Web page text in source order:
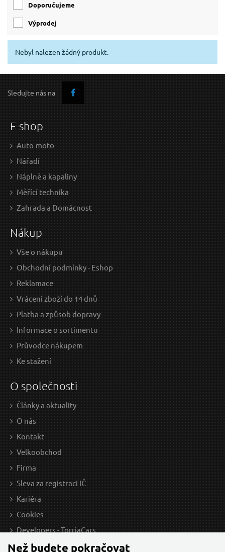
Doporučujeme
Výprodej
Nebyl nalezen žádný produkt.
Sledujte nás na
E-shop
Auto-moto
Nářadí
Náplně a kapaliny
Měřící technika
Zahrada a Domácnost
Nákup
Vše o nákupu
Obchodní podmínky - Eshop
Reklamace
Vrácení zboží do 14 dnů
Platba a způsob dopravy
Informace o sortimentu
Průvodce nákupem
Ke stažení
O společnosti
Články a aktuality
O nás
Kontakt
Velkoobchod
Firma
Sleva za registraci IČ
Kariéra
Cookies
Developers - TorriaCars
Než budete pokračovat